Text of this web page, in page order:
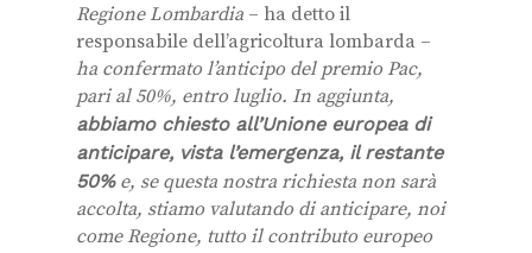
Regione Lombardia – ha detto il
responsabile dell’agricoltura lombarda –
ha confermato l’anticipo del premio Pac,
pari al 50%, entro luglio. In aggiunta,
abbiamo chiesto all’Unione europea di
anticipare, vista l’emergenza, il restante
50%e, se questa nostra richiesta non sarà
accolta, stiamo valutando di anticipare, noi
come Regione, tutto il contributo europeo